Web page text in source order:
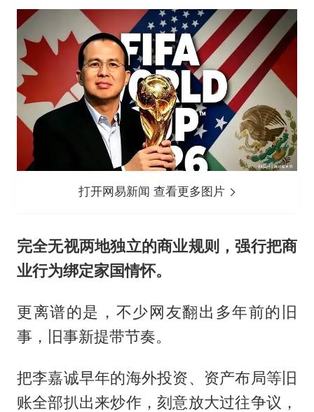
打开网易新闻 查看更多图片
完全无视两地独立的商业规则，强行把商
业行为绑定家国情怀。
更离谱的是，不少网友翻出多年前的旧
事，旧事新提带节奏。
把李嘉诚早年的海外投资、资产布局等旧
账全部扒出来炒作，刻意放大过往争议，